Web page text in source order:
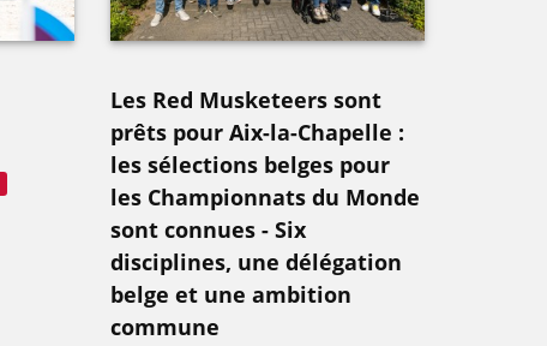
Les Red Musketeers sont
prêts pour Aix-la-Chapelle :
les sélections belges pour
les Championnats du Monde
sont connues - Six
disciplines, une délégation
belge et une ambition
commune